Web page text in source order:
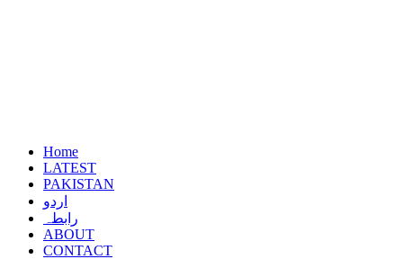
Home
LATEST
PAKISTAN
اردو
رابطہ
ABOUT
CONTACT